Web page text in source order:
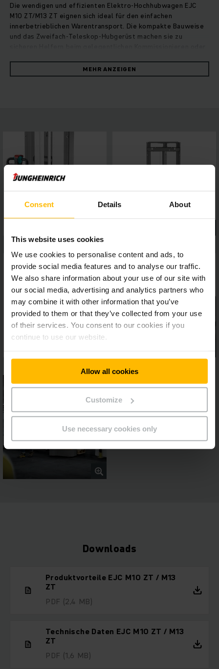
Consent Details About
This website uses cookies
We use cookies to personalise content and ads, to
provide social media features and to analyse our traffic.
We also share information about your use of our site with
our social media, advertising and analytics partners who
may combine it with other information that you’ve
provided to them or that they’ve collected from your use
of their services. You consent to our cookies if you
continue to use our website.
Allow all cookies
Customize
Use necessary cookies only
Die wendigen und effizienten Elektro-Hochhubwagen EJC
M10 ZT/M13 ZT eignen sich ideal für den einfachen
innerbetrieblichen Warentransport. Die kompakte Bauweise
und das Zweifach-Teleskop-Hubgerüst machen sie zu
Dank der wartungsfreien und leistungsstarken
Drehstromtechnologie reduzieren Sie Ihre Betriebskosten
sich das Gerät an jeder 230-V-Steckdose aufladen. Die
Sicherheit ist dabei natürlich trotzdem von größter
Bedeutung. So senkt die geringe Bodenfreiheit das Risiko
von Fußverletzungen maßgeblich. Auch das vollständig
verschlossene Gehäuse und die perfekte Durchsicht durch
den Duplexmast tragen zu einem sicheren Arbeitsalltag in
Ihrem Lager bei.
MEHR ANZEIGEN
Downloads
Produktvorteile EJC M10 ZT / M13
ZT
PDF (2,4 MB)
Technische Daten EJC M10 ZT / M13
ZT
PDF (1,6 MB)